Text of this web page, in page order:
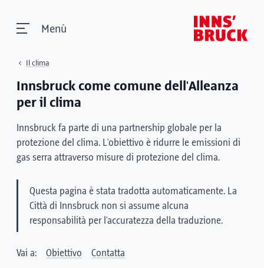
Menù
Il clima
Innsbruck come comune dell'Alleanza
per il clima
Innsbruck fa parte di una partnership globale per la
protezione del clima. L'obiettivo è ridurre le emissioni di
gas serra attraverso misure di protezione del clima.
Questa pagina è stata tradotta automaticamente. La
Città di Innsbruck non si assume alcuna
responsabilità per l'accuratezza della traduzione.
Vai a: Obiettivo Contatta